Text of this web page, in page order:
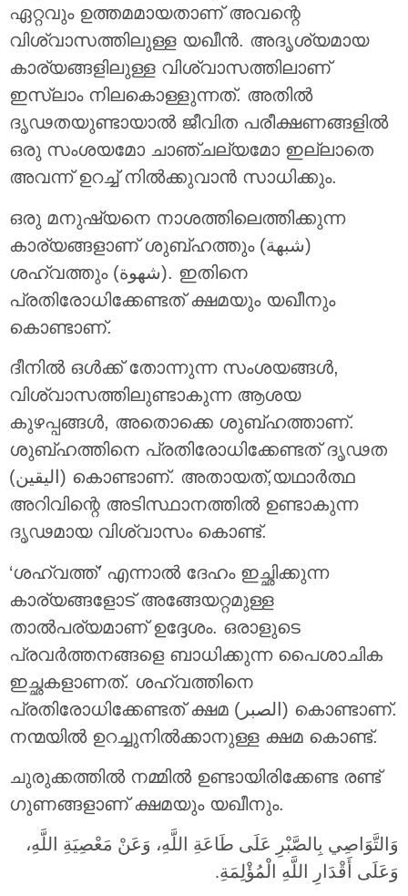
ഏറ്റവും ഉത്തമമായതാണ് അവന്റെ
വിശ്വാസത്തിലുള്ള യഖീൻ. അദൃശ്യമായ
കാര്യങ്ങളിലുള്ള വിശ്വാസത്തിലാണ്
ഇസ്ലാം നിലകൊള്ളുന്നത്. അതിൽ
ദൃഢതയുണ്ടായാൽ ജീവിത പരീക്ഷണങ്ങളിൽ
ഒരു സംശയമോ ചാഞ്ചല്യമോ ഇല്ലാതെ
അവന്ന് ഉറച്ച് നിൽക്കുവാൻ സാധിക്കും.
ഒരു മനുഷ്യനെ നാശത്തിലെത്തിക്കുന്ന
കാര്യങ്ങളാണ് ശുബ്ഹത്തും (شبهة)
ശഹ്‌വത്തും (شهوة). ഇതിനെ
പ്രതിരോധിക്കേണ്ടത് ക്ഷമയും യഖീനും
കൊണ്ടാണ്.
ദീനിൽ ഒൾക്ക് തോന്നുന്ന സംശയങ്ങൾ,
വിശ്വാസത്തിലുണ്ടാകുന്ന ആശയ
കുഴപ്പങ്ങൾ, അതൊക്കെ ശുബ്ഹത്താണ്.
ശുബ്ഹത്തിനെ പ്രതിരോധിക്കേണ്ടത് ദൃഢത
(اليقين) കൊണ്ടാണ്. അതായത്,യഥാർത്ഥ
അറിവിന്റെ അടിസ്ഥാനത്തിൽ ഉണ്ടാകുന്ന
ദൃഢമായ വിശ്വാസം കൊണ്ട്.
‘ശഹ്‌വത്ത്‌’ എന്നാൽ ദേഹം ഇച്ഛിക്കുന്ന
കാര്യങ്ങളോട് അങ്ങേയറ്റമുള്ള
താൽപര്യമാണ് ഉദ്ദേശം. ഒരാളുടെ
പ്രവർത്തനങ്ങളെ ബാധിക്കുന്ന പൈശാചിക
ഇച്ഛകളാണത്. ശഹ്‌വത്തിനെ
പ്രതിരോധിക്കേണ്ടത് ക്ഷമ (الصبر) കൊണ്ടാണ്.
നന്മയിൽ ഉറച്ചുനിൽക്കാനുള്ള ക്ഷമ കൊണ്ട്.
ചുരുക്കത്തിൽ നമ്മിൽ ഉണ്ടായിരിക്കേണ്ട രണ്ട്
ഗുണങ്ങളാണ് ക്ഷമയും യഖീനും.
وَالتَّوَاصِي بِالصَّبْرِ عَلَى طَاعَةِ اللَّهِ، وَعَنْ مَعْصِيَةِ اللَّهِ،
وَعَلَى أَقْدَارِ اللَّهِ الْمُؤْلِمَةِ.